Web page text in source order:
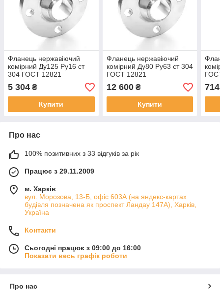
Фланець нержавіючий
комірний Ду125 Ру16 ст
304 ГОСТ 12821
5 304 ₴
Купити
Фланець нержавіючий
комірний Ду80 Ру63 ст 304
ГОСТ 12821
12 600₴
Купити
714
Про нас
100% позитивних з 33 відгуків за рік
Працює з 29.11.2009
м. Харків
вул. Морозова, 13-Б, офіс 603А (на яндекс-картах
будівля позначена як проспект Ландау 147А), Харків,
Україна
Контакти
Сьогодні працює з 09:00 до 16:00
Показати весь графік роботи
Про нас